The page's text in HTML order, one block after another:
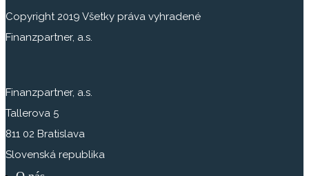
Copyright 2019 Všetky práva vyhradené
Finanzpartner, a.s.
Finanzpartner, a.s.
Tallerova 5
811 02 Bratislava
Slovenská republika